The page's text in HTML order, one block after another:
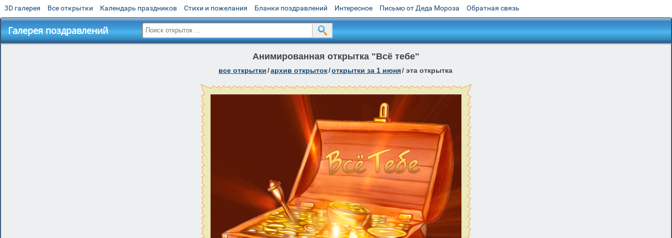
3D галерея Все открытки Календарь праздников Стихи и пожелания Бланки поздравлений Интересное Письмо от Деда Мороза Обратная связь
Галерея поздравлений
Анимированная открытка "Всё тебе"
все открытки/архив открыток/открытки за 1 июня/ эта открытка